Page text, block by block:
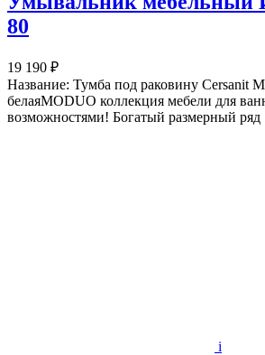
80
19 190 ₽
Название: Тумба под раковину Cersanit
белаяMODUO коллекция мебели для
возможностями! Богатый размерный ряд
i